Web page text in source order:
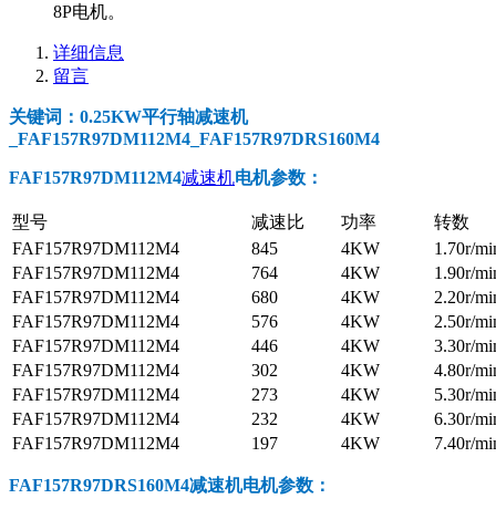
8P电机。
详细信息
留言
关键词：0.25KW平行轴减速机
_FAF157R97DM112M4_FAF157R97DRS160M4
FAF157R97DM112M4减速机电机参数 ：
型号 减速比 功率
转数
FAF157R97DM112M4
845 4KW
1.70r/
FAF157R97DM112M4
764 4KW
1.90r/
FAF157R97DM112M4
680 4KW
2.20r/
FAF157R97DM112M4
576 4KW
2.50r/
FAF157R97DM112M4
446 4KW
3.30r/
FAF157R97DM112M4
302 4KW
4.80r/
FAF157R97DM112M4
273 4KW
5.30r/
FAF157R97DM112M4
232 4KW
6.30r/
FAF157R97DM112M4
197 4KW 7.40r/
FAF157R97DRS160M4减速机电机参数 ：